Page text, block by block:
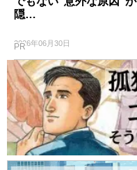
隠…
2026年06月30日
PR